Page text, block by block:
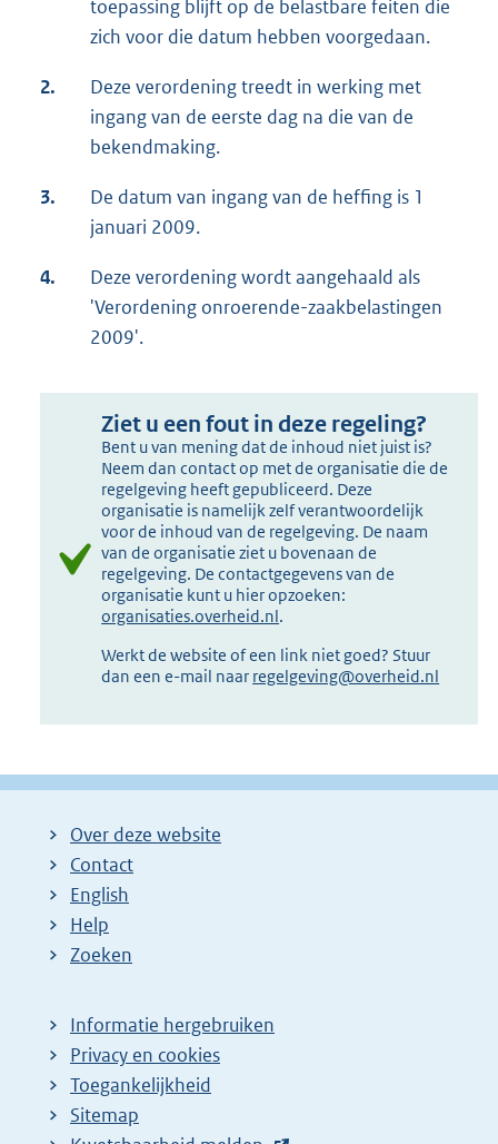
toepassing blijft op de belastbare feiten die
zich voor die datum hebben voorgedaan.
2.
Deze verordening treedt in werking met
ingang van de eerste dag na die van de
bekendmaking.
3.
De datum van ingang van de heffing is 1
januari 2009.
4.
Deze verordening wordt aangehaald als
'Verordening onroerende-zaakbelastingen
2009'.
Ziet u een fout in deze regeling?
Bent u van mening dat de inhoud niet juist is?
Neem dan contact op met de organisatie die de
regelgeving heeft gepubliceerd. Deze
organisatie is namelijk zelf verantwoordelijk
voor de inhoud van de regelgeving. De naam
van de organisatie ziet u bovenaan de
regelgeving. De contactgegevens van de
organisatie kunt u hier opzoeken:
organisaties.overheid.nl.
Werkt de website of een link niet goed? Stuur
dan een e-mail naar regelgeving@overheid.nl
Over deze website
Contact
English
Help
Zoeken
Informatie hergebruiken
Privacy en cookies
Toegankelijkheid
Sitemap